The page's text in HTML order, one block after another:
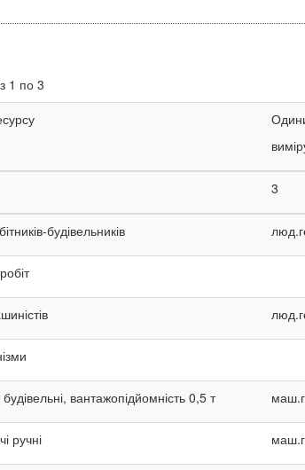
1 по 3
3
будівельників
будівельні, вантажопідйомність 0,5 т
ручні